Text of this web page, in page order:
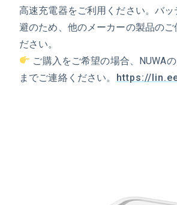
高速充電器をご利用ください。バッ
避のため、他のメーカーの製品のご
ださい。
ご購入をご希望の場合、NUWA
までご連絡ください。 https://